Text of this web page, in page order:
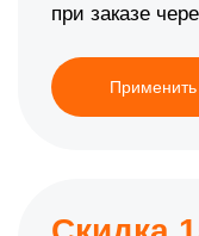
при заказе
Применить